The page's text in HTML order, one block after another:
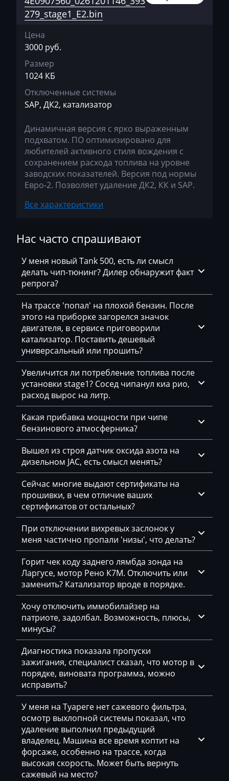
Ausa
AVR
BAIC
Bajaj
Basak
Bauer
BAW
Belgee
Bell
Bentley
BMW
Brilliance
Buhler
BYD
Cadillac
Camc
Case
Caterpillar
CFMoto
Challenger
Changan
Changhe
Chery
Chevrolet
Chrysler
Citroen
Claas
CMI
Comacchio
Cupra
Dacia
Daewoo
DAF
Daihatsu
Dammann
Derways
Deutz
Dewulf
Bosch EDC17C46
Bosch EDC17C74
Bosch EDC17CP04
Bosch EDC17CP20
Bosch EDC17CP24
Bosch EDC17CP44
Bosch EDC17CP54
Bosch M3.8.x (M5.9.2)
Bosch MD1CP004
Bosch MD1CS004
Bosch ME(D)7.1.x
Bosch ME7.5.x
Bosch MED(C)17.1-17.5.21
Bosch MED17.1.10
Bosch MED17.1.27
Bosch MED17.1.61
Bosch MED17.5.25
Bosch MED9.1.x
Bosch MED9.5.x
Bosch MG1CS002
S-Tronic Siemens
Siemens PCR2.1
Siemens PPD1.1-1.5
Simos 10xx
Simos 12xx
Simos 16
Simos 3xx
Simos 6xx
Simos 7xx
Simos 8xx
A6 4.2
A8
S4 2.7T
S4 4.2
S6
TT 3.2 250hp
4D0907558H_0261206015_350096
4D0907558T_0261206841_354730
4D0907558T_0261206841_360180
4D0907560AF_0261206844_360174
4D0907560AQ_0261207041_360660
4D0907560G_0261206362_352192
4E0906018_0261201293_382820
4E0906018_0261208203_377854
4E0906018_0261208240_377867
4E0906018_0261208715_377868
4E0906018C_0261201713_391058
4E0907560_0261201146_393279
4E0907560_0261201147_376041
4E0907560_0261201148_393280
4E0907560_0261201149_376044
4E0907560_0261207256_366921
4E0907560_0261207256_367294
4E0907560_0261207257_369023
4E0907560_0261207257_393275
4E0907560_0261207890_366864
4E0907560_0261207891_366899
4E0907560_0261207891_367282
4E0907560_0261208131_368643
4E0907560_0261208132_368645
4E0907560_0261208132_369093
4E0907560_0261208132_370185
4E0907560_0261208147_393273
4E0907560_0261208148_393274
4E0907560_0261208149_368641
4E0907560_0261208150_366482
4E0907560_0261208150_368094
4E0907560_0261208493_368674
4E0907560_0261208494_368675
4E0907560_0261208495_368676
4E0907560_0261208496_368677
4E0907560_0261208497_368683
4E0907560_0261208773_374309
279_stage1_E2.bin
Цена
3000 руб.
Размер
1024 КБ
Отключенные системы
SAP, ДК2, катализатор
Динамичная версия с ярко выраженным
подхватом. ПО оптимизировано для
любителей активного стиля вождения с
сохранением расхода топлива на уровне
заводских показателей. Версия под нормы
Евро-2. Позволяет удаление ДК2, КК и SAP.
Все характеристики
Нас часто спрашивают
У меня новый Tank 500, есть ли смысл
делать чип-тюнинг? Дилер обнаружит факт
репрога?
На трассе 'попал' на плохой бензин. После
этого на приборке загорелся значок
двигателя, в сервисе приговорили
катализатор. Поставить дешевый
универсальный или прошить?
Увеличится ли потребление топлива после
установки stage1? Сосед чипанул киа рио,
расход вырос на литр.
Какая прибавка мощности при чипе
бензинового атмосферника?
Вышел из строя датчик оксида азота на
дизельном JAC, есть смысл менять?
Сейчас многие выдают сертификаты на
прошивки, в чем отличие ваших
сертификатов от остальных?
При отключении вихревых заслонок у
меня частично пропали 'низы', что делать?
Горит чек коду заднего лямбда зонда на
Ларгусе, мотор Рено К7М. Отключить или
заменить? Катализатор вроде в порядке.
Хочу отключить иммобилайзер на
патриоте, задолбал. Возможность, плюсы,
минусы?
Диагностика показала пропуски
зажигания, специалист сказал, что мотор в
порядке, виновата программа, можно
исправить?
У меня на Туареге нет сажевого фильтра,
осмотр выхлопной системы показал, что
удаление выполнил предыдущий
владелец. Машина все время коптит на
форсаже, особенно на трассе, когда
высокая скорость. Может быть вернуть
сажевый на место?